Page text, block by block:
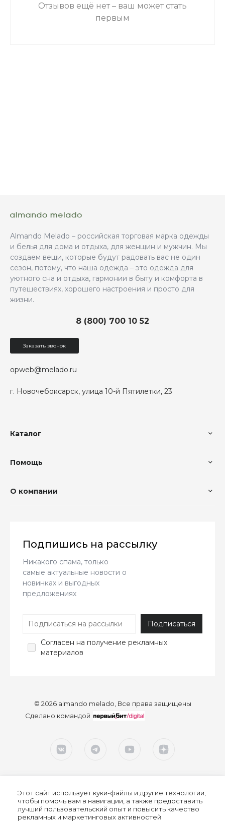
Отзывов ещё нет – ваш может стать
первым
Almando Melado – российская торговая марка одежды
и белья для дома и отдыха, для женщин и мужчин. Мы
создаем вещи, которые будут радовать вас не один
сезон, потому, что наша одежда – это одежда для
уютного сна и отдыха, гармонии в быту и комфорта в
путешествиях, хорошего настроения и просто для
жизни.
г. Новочебоксарск, улица 10-й Пятилетки, 23
8 (800) 700 10 52
opweb@melado.ru
Заказать звонок
Каталог
Помощь
О компании
Подпишись на рассылку
Никакого спама, только
самые актуальные новости о
новинках и выгодных
предложениях
Согласен на получение рекламных
материалов
© 2026 almando melado, Все права защищены
Сделано командой
Этот сайт использует куки-файлы и другие технологии,
чтобы помочь вам в навигации, а также предоставить
лучший пользовательский опыт и повысить качество
рекламных и маркетинговых активностей